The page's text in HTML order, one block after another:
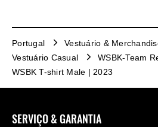
Portugal
Vestuário &
Vestuário Casual
WSBK-Team
WSBK T-shirt Male | 2023
SERVIÇO & GARANTIA